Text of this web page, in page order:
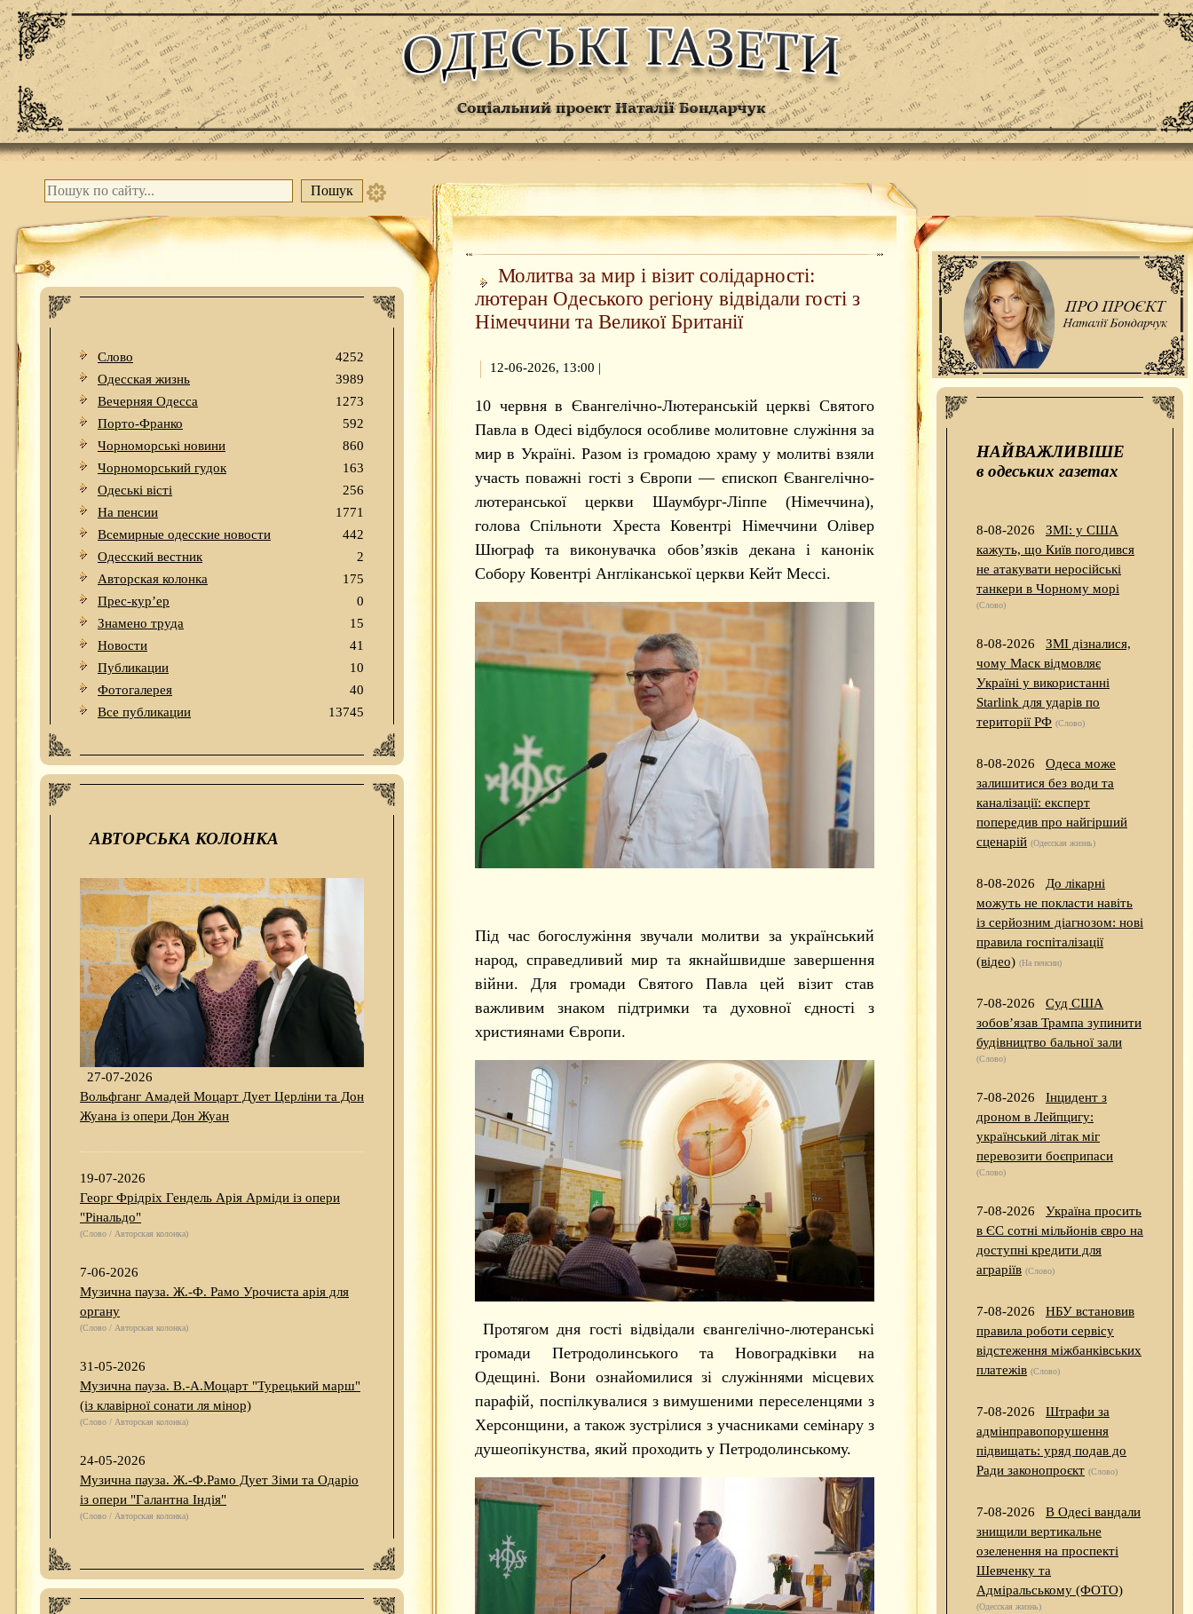
Слово
4252
Одесская жизнь
3989
Вечерняя Одесса
1273
Порто-Франко
592
Чорноморські новини
860
Чорноморський гудок
163
Одеськi вiстi
256
На пенсии
1771
Всемирные одесские новости
442
Одесский вестник
2
Авторская колонка
175
Прес-кур’ер
0
Знамено труда
15
Новости
41
Публикации
10
Фотогалерея
40
Все публикации
13745
АВТОРСЬКА КОЛОНКА
27-07-2026
Вольфганг Амадей Моцарт Дует Церліни та Дон
Жуана із опери Дон Жуан
19-07-2026
Георг Фрідріх Гендель Арія Арміди із опери
"Рінальдо"
(Слово / Авторская колонка)
7-06-2026
Музична пауза. Ж.-Ф. Рамо Урочиста арія для
органу
(Слово / Авторская колонка)
31-05-2026
Музична пауза. В.-А.Моцарт "Турецький марш"
(із клавірної сонати ля мінор)
(Слово / Авторская колонка)
24-05-2026
Музична пауза. Ж.-Ф.Рамо Дует Зіми та Одаріо
із опери "Галантна Індія"
(Слово / Авторская колонка)
Молитва за мир і візит солідарності:
лютеран Одеського регіону відвідали гості з
Німеччини та Великої Британії
12-06-2026, 13:00 |
10 червня в Євангелічно-Лютеранській церкві Святого
Павла в Одесі відбулося особливе молитовне служіння за
мир в Україні. Разом із громадою храму у молитві взяли
участь поважні гості з Європи — єпископ Євангелічно-
лютеранської церкви Шаумбург-Ліппе (Німеччина),
голова Спільноти Хреста Ковентрі Німеччини Олівер
Шюграф та виконувачка обов’язків декана і канонік
Собору Ковентрі Англіканської церкви Кейт Мессі.
Під час богослужіння звучали молитви за український
народ, справедливий мир та якнайшвидше завершення
війни. Для громади Святого Павла цей візит став
важливим знаком підтримки та духовної єдності з
християнами Європи.
Протягом дня гості відвідали євангелічно-лютеранські
громади Петродолинського та Новоградківки на
Одещині. Вони ознайомилися зі служіннями місцевих
парафій, поспілкувалися з вимушеними переселенцями з
Херсонщини, а також зустрілися з учасниками семінару з
душеопікунства, який проходить у Петродолинському.
НАЙВАЖЛИВІШЕ
в одеських газетах
8-08-2026
ЗМІ: у США
кажуть, що Київ погодився
не атакувати неросійські
танкери в Чорному морі
(Слово)
8-08-2026
ЗМІ дізналися,
чому Маск відмовляє
Україні у використанні
Starlink для ударів по
території РФ (Слово)
8-08-2026
Одеса може
залишитися без води та
каналізації: експерт
попередив про найгірший
сценарій (Одесская жизнь)
8-08-2026
До лікарні
можуть не покласти навіть
із серйозним діагнозом: нові
правила госпіталізації
(відео) (На пенсии)
7-08-2026
Суд США
зобов’язав Трампа зупинити
будівництво бальної зали
(Слово)
7-08-2026
Інцидент з
дроном в Лейпцигу:
український літак міг
перевозити боєприпаси
(Слово)
7-08-2026
Україна просить
в ЄС сотні мільйонів євро на
доступні кредити для
аграріїв (Слово)
7-08-2026
НБУ встановив
правила роботи сервісу
відстеження міжбанківських
платежів (Слово)
7-08-2026
Штрафи за
адмінправопорушення
підвищать: уряд подав до
Ради законопроєкт (Слово)
7-08-2026
В Одесі вандали
знищили вертикальне
озеленення на проспекті
Шевченку та
Адміральському (ФОТО)
(Одесская жизнь)